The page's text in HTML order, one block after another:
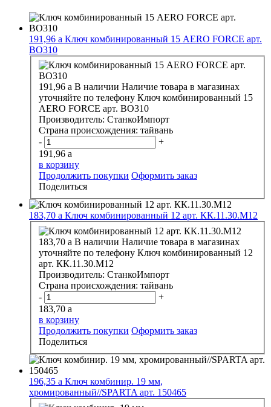
191,96 a Ключ комбинированный 15 АERO FORCE арт.
ВО310
191,96 a В наличии Наличие товара в магазинах
уточняйте по телефону Ключ комбинированный 15
АERO FORCE арт. ВО310
Производитель: СтанкоИмпорт
Страна происхождения: тайвань
-
+
191,96 a
в корзину
Продолжить покупки Оформить заказ
Поделиться
183,70 a Ключ комбинированный 12 арт. КК.11.30.М12
183,70 a В наличии Наличие товара в магазинах
уточняйте по телефону Ключ комбинированный 12
арт. КК.11.30.М12
Производитель: СтанкоИмпорт
Страна происхождения: тайвань
-
+
183,70 a
в корзину
Продолжить покупки Оформить заказ
Поделиться
196,35 a Ключ комбинир. 19 мм,
хромированный//SPARTA арт. 150465